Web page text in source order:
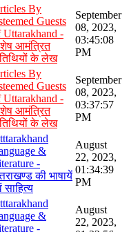
By
Guests
Uttarakhand -
आमंत्रित
के लेख
September
08, 2023,
03:45:08
PM
By
Guests
Uttarakhand -
आमंत्रित
के लेख
September
08, 2023,
03:37:57
PM
&
-
की भाषायें
साहित्य
August
22, 2023,
01:34:39
PM
&
-
August
22, 2023,